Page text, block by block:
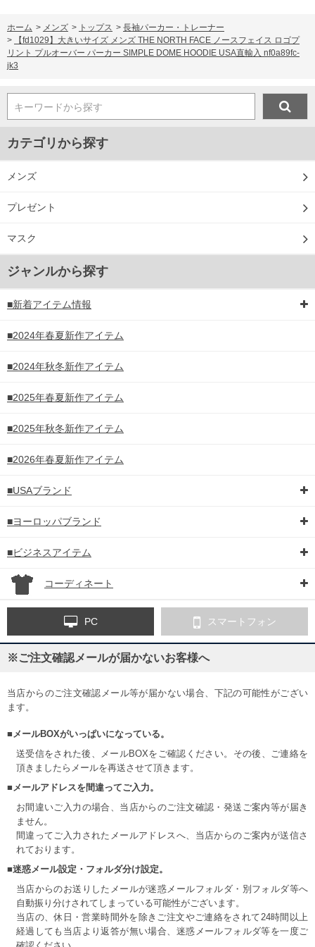
ホーム > メンズ > トップス > 長袖パーカー・トレーナー
>
【fd1029】大きいサイズ メンズ THE NORTH FACE ノースフェイス ロゴプ
リント プルオーバー パーカー SIMPLE DOME HOODIE USA直輸入 nf0a89fc-
jk3
キーワードから探す
カテゴリから探す
メンズ
プレゼント
マスク
ジャンルから探す
■新着アイテム情報
■2024年春夏新作アイテム
■2024年秋冬新作アイテム
■2025年春夏新作アイテム
■2025年秋冬新作アイテム
■2026年春夏新作アイテム
■USAブランド
■ヨーロッパブランド
■ビジネスアイテム
コーディネート
PC スマートフォン
※ご注文確認メールが届かないお客様へ
当店からのご注文確認メール等が届かない場合、下記の可能性がござい
ます。
■メールBOXがいっぱいになっている。
送受信をされた後、メールBOXをご確認ください。その後、ご連絡を
頂きましたらメールを再送させて頂きます。
■メールアドレスを間違ってご入力。
お間違いご入力の場合、当店からのご注文確認・発送ご案内等が届き
ません。
間違ってご入力されたメールアドレスへ、当店からのご案内が送信さ
れております。
■迷惑メール設定・フォルダ分け設定。
当店からのお送りしたメールが迷惑メールフォルダ・別フォルダ等へ
自動振り分けされてしまっている可能性がございます。
当店の、休日・営業時間外を除きご注文やご連絡をされて24時間以上
経過しても当店より返答が無い場合、迷惑メールフォルダ等を一度ご